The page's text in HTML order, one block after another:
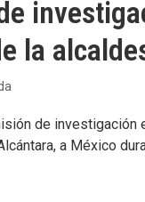
la
de investigación
a México